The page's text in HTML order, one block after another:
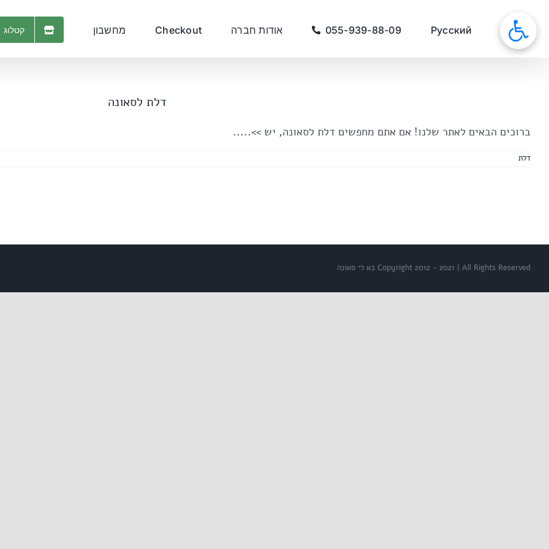
סאונות Русский
055-939-88-09 אודות חברה Checkout מחשבון קטלוג
דלת לסאונה
ברוכים הבאים לאתר שלנו! אם אתם מחפשים דלת לסאונה, יש >>.....
דלת
Copyright 2012 - 2021 | All Rights Reserved בא לי סאונה